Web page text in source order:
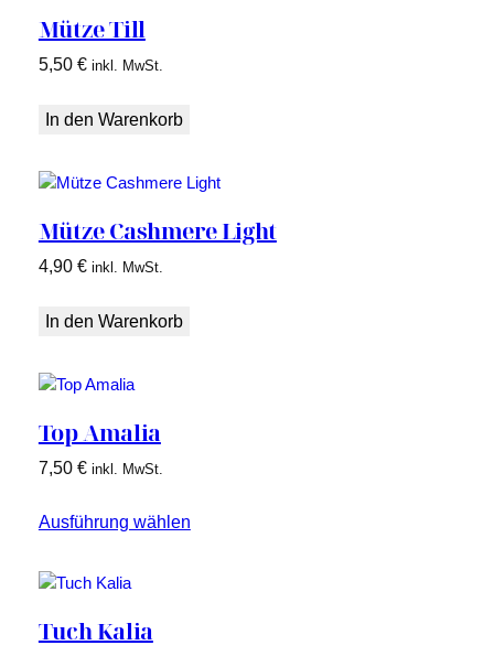
Mütze Till
5,50 € inkl. MwSt.
In den Warenkorb
Mütze Cashmere Light
4,90 € inkl. MwSt.
In den Warenkorb
Top Amalia
7,50 € inkl. MwSt.
Ausführung wählen
Tuch Kalia